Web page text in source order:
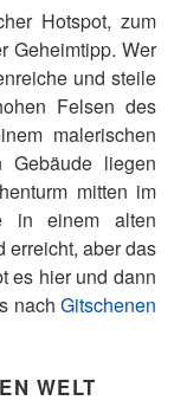
Hotspot, zum
Geheimtipp. Wer
und steile
Felsen des
malerischen
Gebäude liegen
mitten im
in einem alten
erreicht, aber das
es hier und dann
nach Gitschenen
WELT